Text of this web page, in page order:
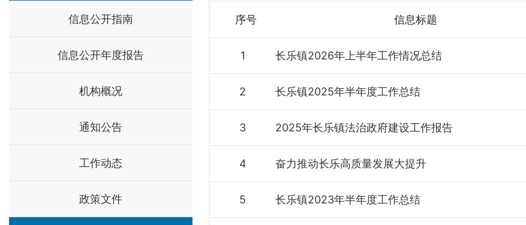
信息公开指南
信息公开年度报告
机构概况
通知公告
工作动态
政策文件
序号 信息标题
1 长乐镇2026年上半年工作情况总结
2 长乐镇2025年半年度工作总结
3 2025年长乐镇法治政府建设工作报告
4 奋力推动长乐高质量发展大提升
5 长乐镇2023年半年度工作总结